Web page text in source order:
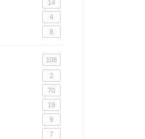
14
4
8
108
2
70
19
9
7